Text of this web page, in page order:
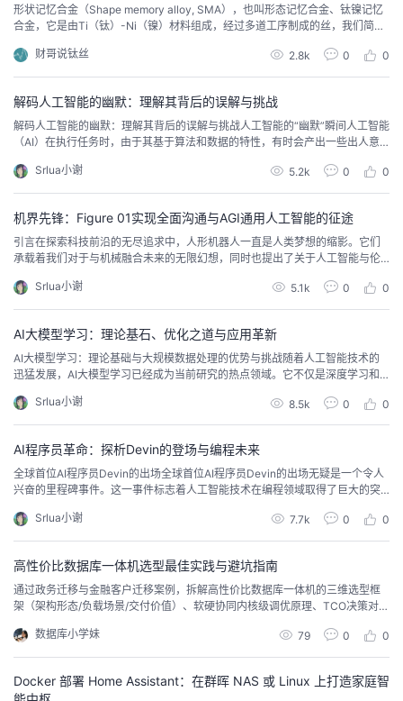
学
我
的
课
程
我
的
认
证
我
的
实
验
我
的
收
藏
持
的
技
术
支
我
的
云
声
形状记忆合金（Shape memory alloy, SMA），也叫形态记忆合金、钛镍记忆
合金，它是由Ti（钛）-Ni（镍）材料组成，经过多道工序制成的丝，我们简称
家在机械电子工业应用等领域快速有效的转化为科技成果。
财哥说钛丝 2.8k 0 0
解码人工智能的幽默：理解其背后的误解与挑战
解码人工智能的幽默：理解其背后的误解与挑战人工智能的“幽默”瞬间人工智能
（AI）在执行任务时，由于其基于算法和数据的特性，有时会产出一些出人意
个智能助手被问到：“太阳晚上去哪里了？”它根据字面意思回答：“太阳晚上去
了美国。”这是因为该助手在训练数据中发现了“太阳晚上在美国”这样的表述，
Srlua小谢 5.2k 0 0
机界先锋：Figure 01实现全面沟通与AGI通用人工智能的征途
引言在探索科技前沿的无尽追求中，人形机器人一直是人类梦想的缩影。它们
承载着我们对于与机械融合未来的无限幻想，同时也提出了关于人工智能与伦
诞生不仅仅是工程学上的突破，更是向未来生活迈出的关键一步。人形机器人
初创公司Figure AI近期发布了一段引人注目的视频演示。在这段视频中，Figur
Srlua小谢 5.1k 0 0
AI大模型学习：理论基石、优化之道与应用革新
AI大模型学习：理论基础与大规模数据处理的优势与挑战随着人工智能技术的
迅猛发展，AI大模型学习已经成为当前研究的热点领域。它不仅是深度学习和
求研究者具备深厚的数学基础和编程能力，同时还需要对特定领域的业务场景
有深入的了解。AI大模型学习的理论基础主要建立在数学和算法原理之上。深
Srlua小谢 8.5k 0 0
AI程序员革命：探析Devin的登场与编程未来
全球首位AI程序员Devin的出场全球首位AI程序员Devin的出场无疑是一个令人
兴奋的里程碑事件。这一事件标志着人工智能技术在编程领域取得了巨大的突
evin的出场意味着人工智能已经在某种程度上具备了理解和生成代码的能力。
这不仅令人惊叹于人工智能技术的进步，也为未来的编程工作带来了新的可能
Srlua小谢 7.7k 0 0
高性价比数据库一体机选型最佳实践与避坑指南
通过政务迁移与金融客户迁移案例，拆解高性价比数据库一体机的三维选型框
架（架构形态/负载场景/交付价值）、软硬协同内核级调优原理、TCO决策对比
数据库小学妹
79 0 0
Docker 部署 Home Assistant：在群晖 NAS 或 Linux 上打造家庭智